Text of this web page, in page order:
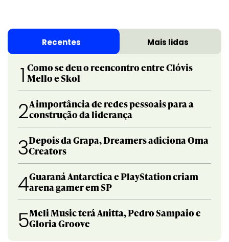
Recentes Mais lidas
1 Como se deu o reencontro entre Clóvis
Mello e Skol
2A importância de redes pessoais para a
construção da liderança
3Depois da Grapa, Dreamers adiciona Oma
Creators
4Guaraná Antarctica e PlayStation criam
arena gamer em SP
5Meli Music terá Anitta, Pedro Sampaio e
Gloria Groove